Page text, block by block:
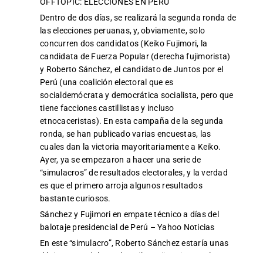
Dentro de dos días, se realizará la segunda ronda de
las elecciones peruanas, y, obviamente, solo
concurren dos candidatos (Keiko Fujimori, la
candidata de Fuerza Popular (derecha fujimorista)
y Roberto Sánchez, el candidato de Juntos por el
Perú (una coalición electoral que es
socialdemócrata y democrática socialista, pero que
tiene facciones castillistas y incluso
etnocaceristas). En esta campaña de la segunda
ronda, se han publicado varias encuestas, las
cuales dan la victoria mayoritariamente a Keiko.
Ayer, ya se empezaron a hacer una serie de
“simulacros” de resultados electorales, y la verdad
es que el primero arroja algunos resultados
bastante curiosos.
Sánchez y Fujimori en empate técnico a días del
balotaje presidencial de Perú – Yahoo Noticias
En este “simulacro”, Roberto Sánchez estaría unas